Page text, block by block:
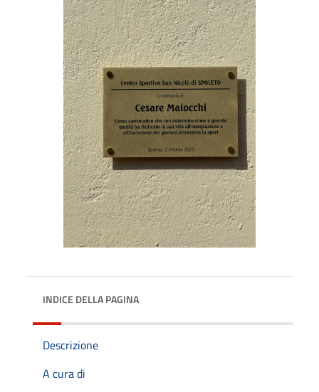
INDICE DELLA PAGINA
Descrizione
A cura di